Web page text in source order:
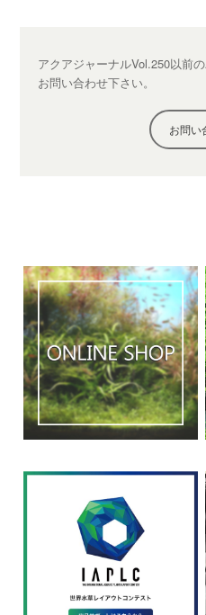
アクアジャーナルVol.250以前
お問い合わせ下さい。
お問い